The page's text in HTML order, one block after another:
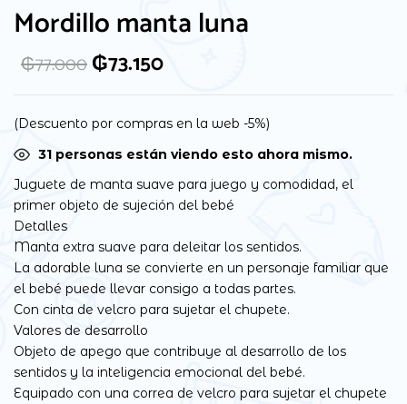
Mordillo manta luna
₲77.000₲73.150
(Descuento por compras en la web -5%)
31 personas están viendo esto ahora mismo.
Juguete de manta suave para juego y comodidad, el
primer objeto de sujeción del bebé
Detalles
Manta extra suave para deleitar los sentidos.
La adorable luna se convierte en un personaje familiar que
el bebé puede llevar consigo a todas partes.
Con cinta de velcro para sujetar el chupete.
Valores de desarrollo
Objeto de apego que contribuye al desarrollo de los
sentidos y la inteligencia emocional del bebé.
Equipado con una correa de velcro para sujetar el chupete
vez que comente.